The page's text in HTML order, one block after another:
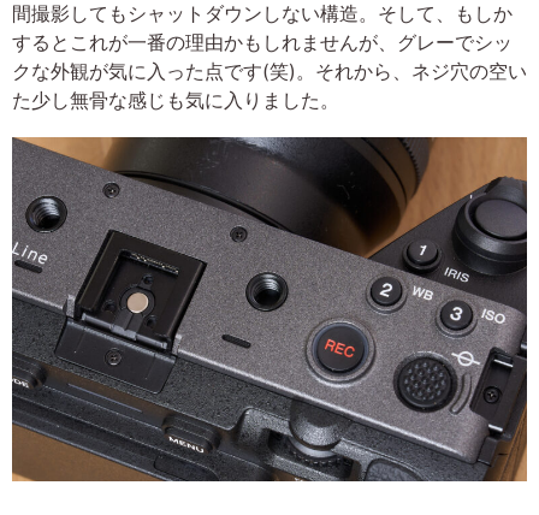
間撮影してもシャットダウンしない構造。そして、もしか
するとこれが一番の理由かもしれませんが、グレーでシッ
クな外観が気に入った点です(笑)。それから、ネジ穴の空い
た少し無骨な感じも気に入りました。